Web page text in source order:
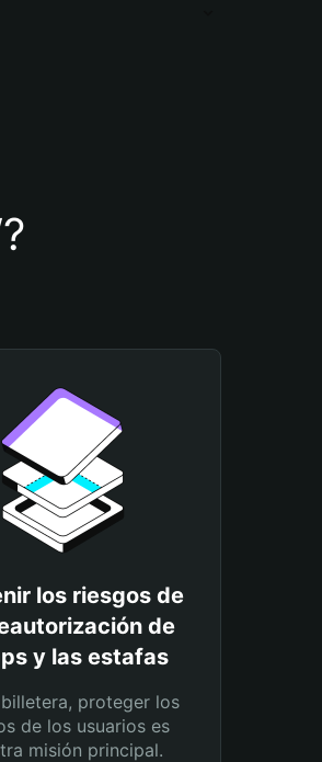
los riesgos de
de
y las estafas
proteger los
de los usuarios es
misión principal.